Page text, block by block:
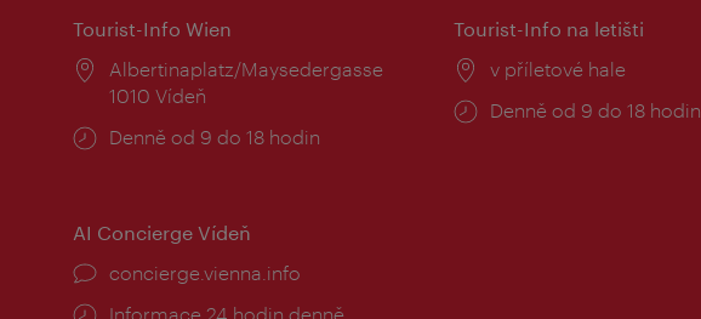
Tourist-Info Wien
Místo:
Albertinaplatz/Maysedergasse
1010 Vídeň
Provozní
Denně od 9 do 18 hodin
Tourist-Info na letišti
Místo:
v příletové hale
Provozní
Denně od 9 do 18 hodin
AI Concierge Vídeň
concierge.vienna.info
Informace 24 hodin denně